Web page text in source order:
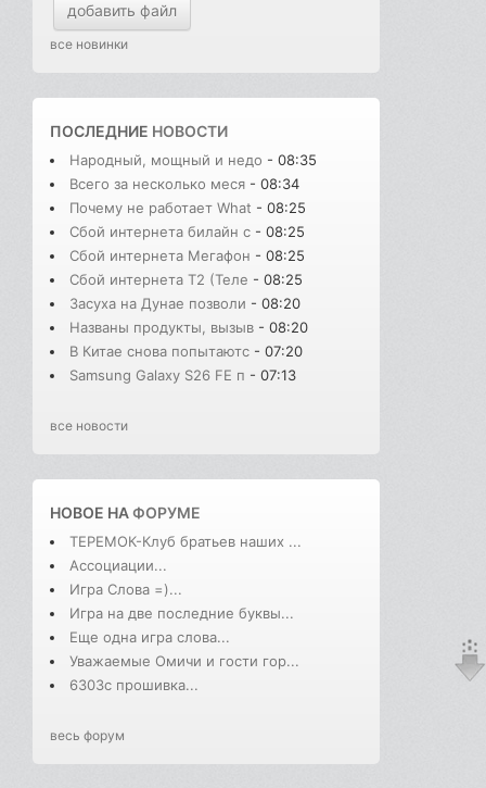
добавить файл
все новинки
ПОСЛЕДНИЕ НОВОСТИ
Народный, мощный и недо - 08:35
Всего за несколько меся - 08:34
Почему не работает What - 08:25
Сбой интернета билайн с - 08:25
Сбой интернета Мегафон - 08:25
Сбой интернета T2 (Теле - 08:25
Засуха на Дунае позволи - 08:20
Названы продукты, вызыв - 08:20
В Китае снова попытаютс - 07:20
Samsung Galaxy S26 FE п - 07:13
все новости
НОВОЕ НАФОРУМЕ
ТЕРЕМОК-Клуб братьев наших ...
Ассоциации...
Игра Слова =)...
Игра на две последние буквы...
Еще одна игра слова...
Уважаемые Омичи и гости гор...
6303с прошивка...
весь форум